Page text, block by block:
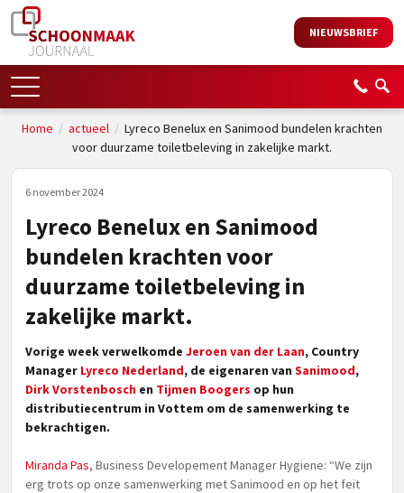
NIEUWSBRIEF
Home / actueel / Lyreco Benelux en Sanimood bundelen krachten
voor duurzame toiletbeleving in zakelijke markt.
6 november 2024
Lyreco Benelux en Sanimood
bundelen krachten voor
duurzame toiletbeleving in
zakelijke markt.
Vorige week verwelkomde Jeroen van der Laan, Country
Manager Lyreco Nederland, de eigenaren van Sanimood,
Dirk Vorstenbosch en Tijmen Boogers op hun
distributiecentrum in Vottem om de samenwerking te
bekrachtigen.
Miranda Pas, Business Developement Manager Hygiene: “We zijn
erg trots op onze samenwerking met Sanimood en op het feit